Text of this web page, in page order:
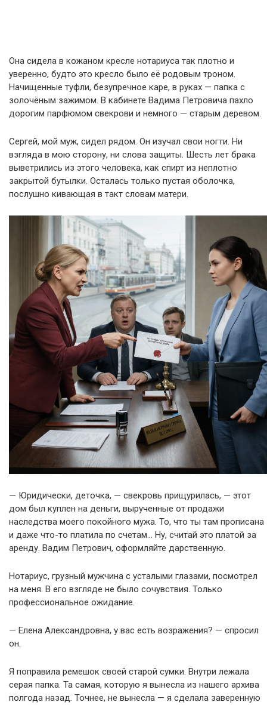
Она сидела в кожаном кресле нотариуса так плотно и
уверенно, будто это кресло было её родовым троном.
Начищенные туфли, безупречное каре, в руках — папка с
золочёным зажимом. В кабинете Вадима Петровича пахло
дорогим парфюмом свекрови и немного — старым деревом.
Сергей, мой муж, сидел рядом. Он изучал свои ногти. Ни
взгляда в мою сторону, ни слова защиты. Шесть лет брака
выветрились из этого человека, как спирт из неплотно
закрытой бутылки. Осталась только пустая оболочка,
послушно кивающая в такт словам матери.
— Юридически, деточка, — свекровь прищурилась, — этот
дом был куплен на деньги, вырученные от продажи
наследства моего покойного мужа. То, что ты там прописана
и даже что-то платила по счетам… Ну, считай это платой за
аренду. Вадим Петрович, оформляйте дарственную.
Нотариус, грузный мужчина с усталыми глазами, посмотрел
на меня. В его взгляде не было сочувствия. Только
профессиональное ожидание.
— Елена Александровна, у вас есть возражения? — спросил
он.
Я поправила ремешок своей старой сумки. Внутри лежала
серая папка. Та самая, которую я вынесла из нашего архива
полгода назад. Точнее, не вынесла — я сделала заверенную